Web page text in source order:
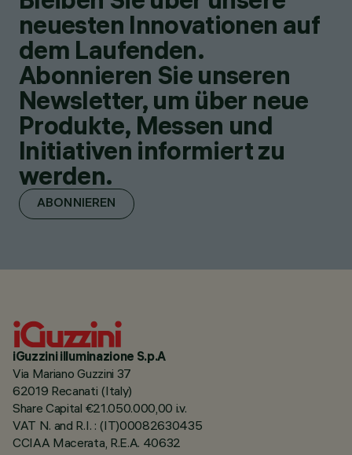
neuesten Innovationen auf
dem Laufenden.
Abonnieren Sie unseren
Newsletter, um über neue
Produkte, Messen und
Initiativen informiert zu
werden.
ABONNIEREN
iGuzzini illuminazione S.p.A
Via Mariano Guzzini 37
62019 Recanati (Italy)
Share Capital €21.050.000,00 i.v.
VAT N. and R.I. : (IT)00082630435
CCIAA Macerata, R.E.A. 40632